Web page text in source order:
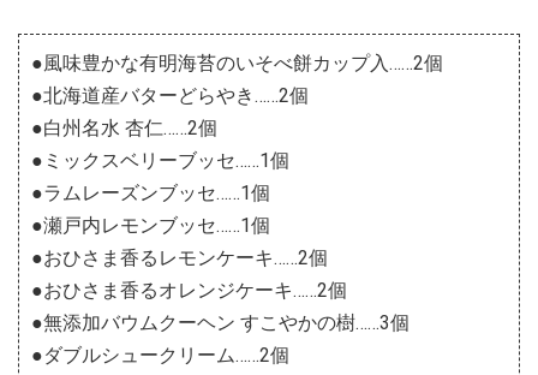
●風味豊かな有明海苔のいそべ餅カップ入……2個
●北海道産バターどらやき……2個
●白州名水 杏仁……2個
●ミックスベリーブッセ……1個
●ラムレーズンブッセ……1個
●瀬戸内レモンブッセ……1個
●おひさま香るレモンケーキ……2個
●おひさま香るオレンジケーキ……2個
●無添加バウムクーヘン すこやかの樹……3個
●ダブルシュークリーム……2個